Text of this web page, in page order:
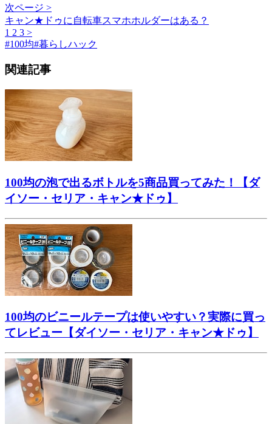
次ページ >
キャン★ドゥに自転車スマホホルダーはある？
1 2 3 >
#100均#暮らしハック
関連記事
100均の泡で出るボトルを5商品買ってみた！【ダ
イソー・セリア・キャン★ドゥ】
100均のビニールテープは使いやすい？実際に買っ
てレビュー【ダイソー・セリア・キャン★ドゥ】